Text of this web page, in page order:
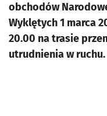
obchodów
Wyklętych 1 marca
20.00 na trasie
utrudnienia w ruchu.